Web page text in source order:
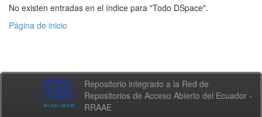
No existen entradas en el índice para "Todo DSpace".
Página de inicio
Repositorio integrado a la Red de
Repositorios de Acceso Abierto del Ecuador -
RRAAE